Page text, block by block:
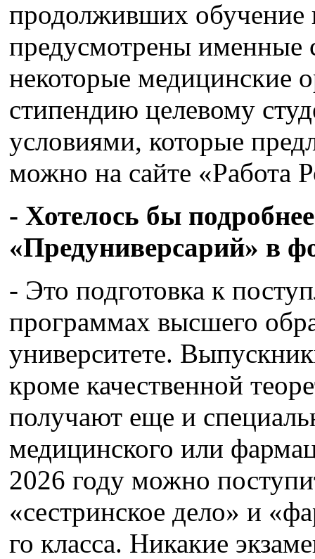
продолживших обучение
предусмотрены именные
некоторые медицинские
стипендию целевому
условиями, которые
можно на сайте «Работа
- Хотелось бы
«Предуниверсарий» в
- Это подготовка к
программах высшего
университете.
кроме качественной
получают еще и
медицинского или
2026 году можно
«сестринское дело» и
го класса. Никакие